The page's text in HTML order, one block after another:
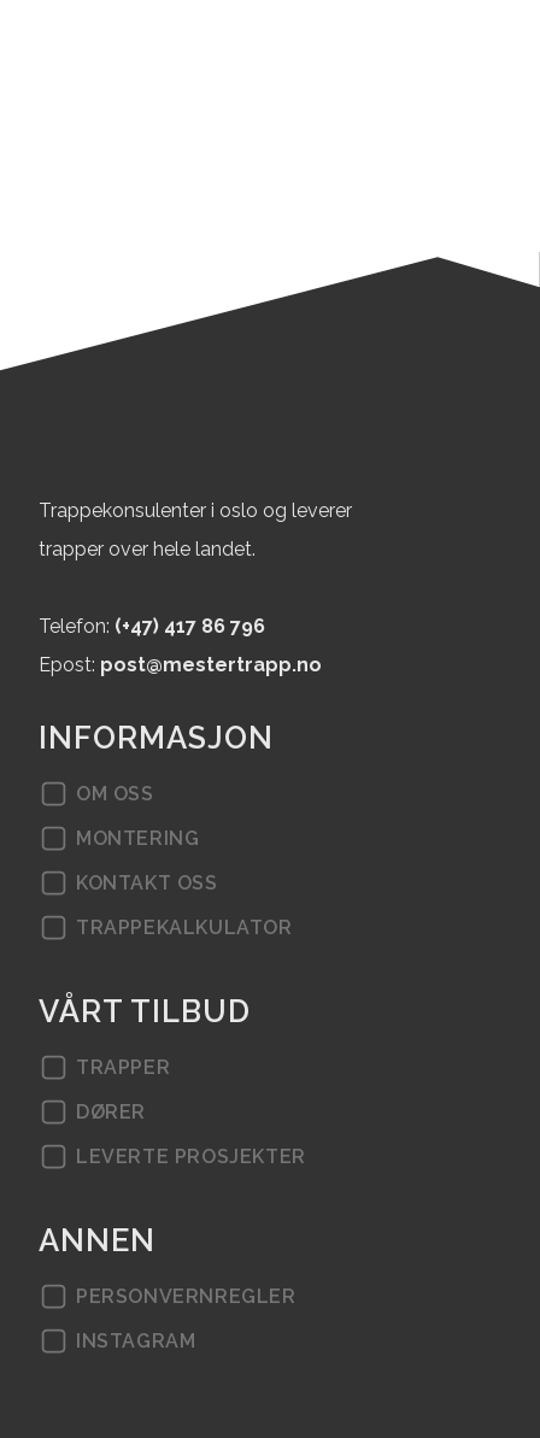
Trappekonsulenter i oslo og leverer
trapper over hele landet.
Telefon: (+47) 417 86 796
Epost: post@mestertrapp.no
INFORMASJON
OM OSS
MONTERING
KONTAKT OSS
TRAPPEKALKULATOR
VÅRT TILBUD
TRAPPER
DØRER
LEVERTE PROSJEKTER
ANNEN
PERSONVERNREGLER
INSTAGRAM